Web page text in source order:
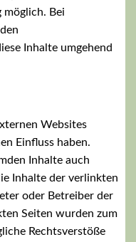
möglich. Bei
Inhalte umgehend
Websites
Einfluss haben.
Inhalte auch
Inhalte der verlinkten
oder Betreiber der
Seiten wurden zum
Rechtsverstöße